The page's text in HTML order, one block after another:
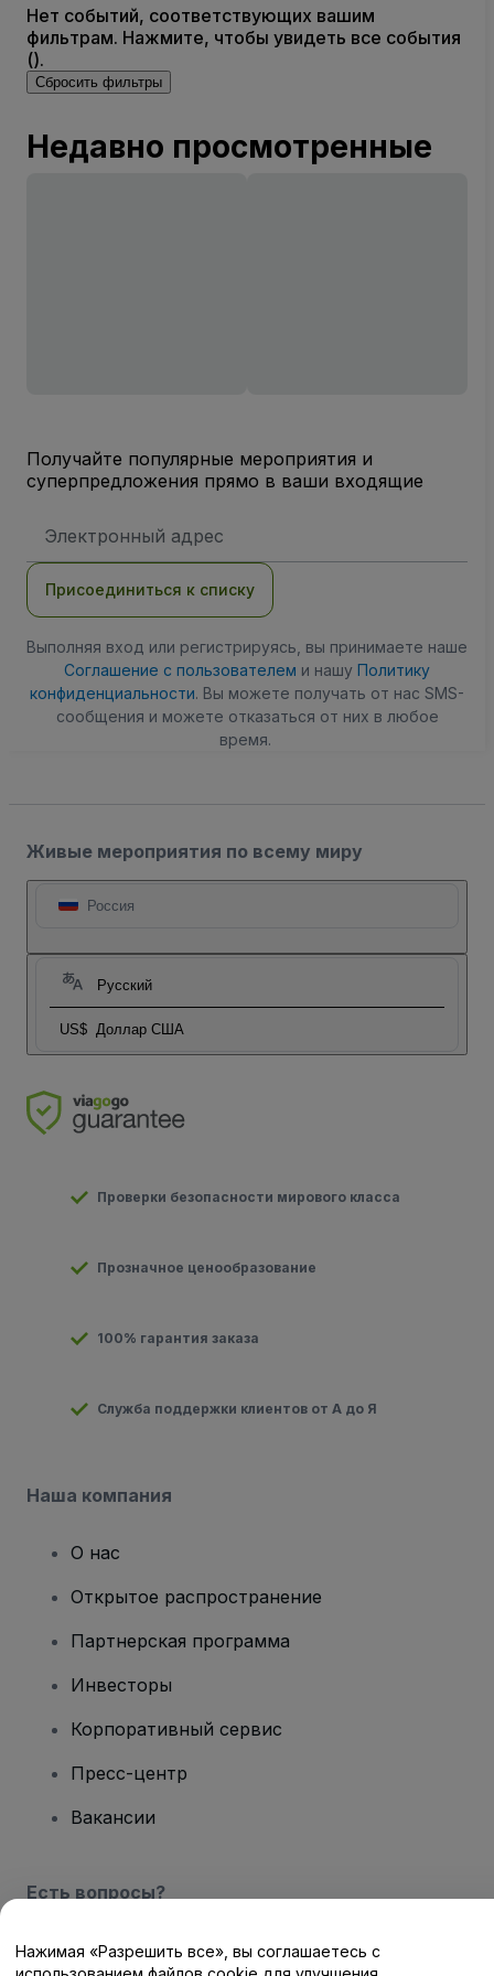
Нет событий, соответствующих вашим
фильтрам. Нажмите, чтобы увидеть все события
().
Сбросить фильтры
Недавно просмотренные
Получайте популярные мероприятия и
суперпредложения прямо в ваши входящие
электронной
Присоединиться к списку
Выполняя вход или регистрируясь, вы принимаете наше
Соглашение с пользователем и нашу Политику
конфиденциальности. Вы можете получать от нас SMS-
сообщения и можете отказаться от них в любое
время.
Живые мероприятия по всему миру
Россия
Русский
US$ Доллар США
Проверки безопасности мирового класса
Прозначное ценообразование
100% гарантия заказа
Служба поддержки клиентов от А до Я
Наша компания
О нас
Открытое распространение
Партнерская программа
Инвесторы
Корпоративный сервис
Пресс-центр
Вакансии
Есть вопросы?
Центр помощи / Свяжитесь с нами
Нажимая «Разрешить все», вы соглашаетесь с